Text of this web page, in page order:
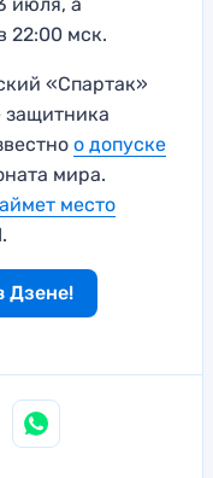
июля, а
22:00 мск.
«Спартак»
защитника
о допуске
мира.
место
Дзене!